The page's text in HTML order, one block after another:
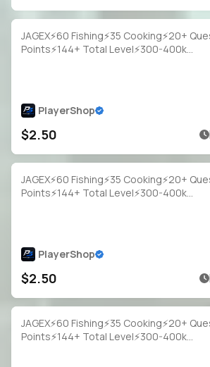
JAGEX⚡60 Fishing⚡35 Cooking⚡20+
Points⚡144+ Total Level⚡300-400k
PlayerShop
$2.50
JAGEX⚡60 Fishing⚡35 Cooking⚡20+
Points⚡144+ Total Level⚡300-400k
PlayerShop
$2.50
JAGEX⚡60 Fishing⚡35 Cooking⚡20+
Points⚡144+ Total Level⚡300-400k